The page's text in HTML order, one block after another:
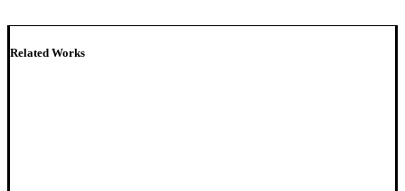
Related Works